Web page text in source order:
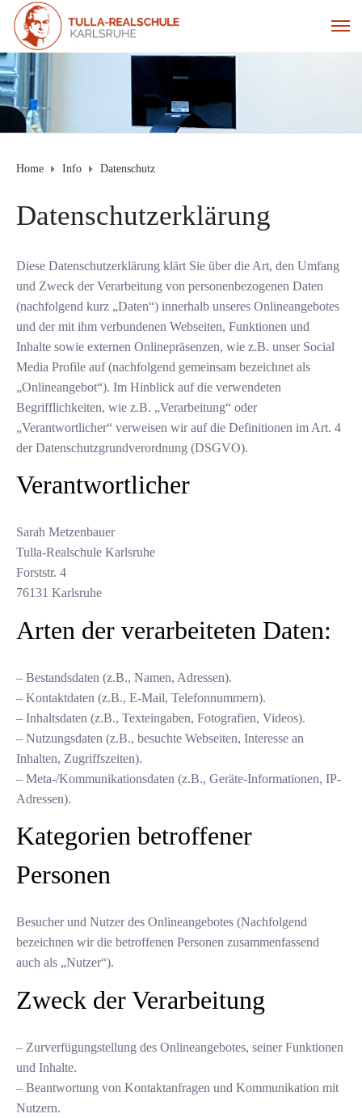
Home Info Datenschutz
Datenschutzerklärung
Diese Datenschutzerklärung klärt Sie über die Art, den Umfang
und Zweck der Verarbeitung von personenbezogenen Daten
(nachfolgend kurz „Daten“) innerhalb unseres Onlineangebotes
und der mit ihm verbundenen Webseiten, Funktionen und
Inhalte sowie externen Onlinepräsenzen, wie z.B. unser Social
Media Profile auf (nachfolgend gemeinsam bezeichnet als
„Onlineangebot“). Im Hinblick auf die verwendeten
Begrifflichkeiten, wie z.B. „Verarbeitung“ oder
„Verantwortlicher“ verweisen wir auf die Definitionen im Art. 4
der Datenschutzgrundverordnung (DSGVO).
Verantwortlicher
Sarah Metzenbauer
Tulla-Realschule Karlsruhe
Forststr. 4
76131 Karlsruhe
Arten der verarbeiteten Daten:
– Bestandsdaten (z.B., Namen, Adressen).
– Kontaktdaten (z.B., E-Mail, Telefonnummern).
– Inhaltsdaten (z.B., Texteingaben, Fotografien, Videos).
– Nutzungsdaten (z.B., besuchte Webseiten, Interesse an
Inhalten, Zugriffszeiten).
– Meta-/Kommunikationsdaten (z.B., Geräte-Informationen, IP-
Adressen).
Kategorien betroffener
Personen
Besucher und Nutzer des Onlineangebotes (Nachfolgend
bezeichnen wir die betroffenen Personen zusammenfassend
auch als „Nutzer“).
Zweck der Verarbeitung
– Zurverfügungstellung des Onlineangebotes, seiner Funktionen
und Inhalte.
– Beantwortung von Kontaktanfragen und Kommunikation mit
Nutzern.